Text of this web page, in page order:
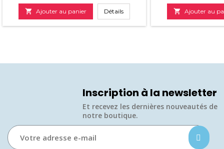
 Ajouter au panier Détails  Ajouter au
Inscription à la newsletter
Et recevez les dernières nouveautés de
notre boutique.​